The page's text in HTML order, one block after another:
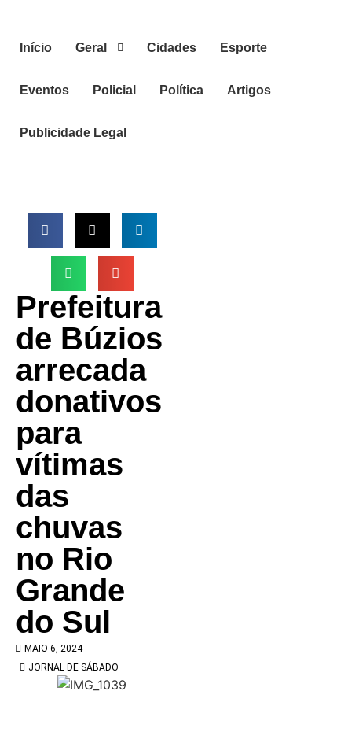
Início Geral Cidades Esporte
Eventos Policial Política Artigos
Publicidade Legal
Prefeitura
de Búzios
arrecada
donativos
para
vítimas
das
chuvas
no Rio
Grande
do Sul
MAIO 6, 2024
JORNAL DE SÁBADO